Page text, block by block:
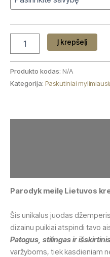
Į krepšelį
Produkto kodas: N/A
Kategorija: Paskutiniai
Parodyk meilę Lietuvos
Šis unikalus juodas
dizainu puikiai atspindi tavo
Patogus, stilingas ir
varžyboms, tiek kasdieniam